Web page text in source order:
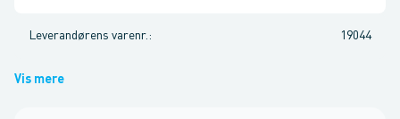
Leverandørens varenr. : 19044
Vis mere